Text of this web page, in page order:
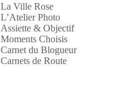
La Ville Rose
L’Atelier Photo
Assiette & Objectif
Moments Choisis
Carnet du Blogueur
Carnets de Route